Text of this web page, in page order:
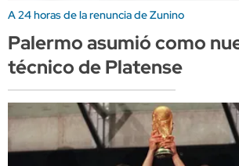
A 24 horas de la renuncia de Zunino
Palermo asumió como
técnico de Platense